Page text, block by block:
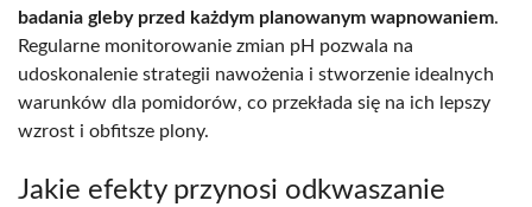
badania gleby przed każdym planowanym wapnowaniem.
Regularne monitorowanie zmian pH pozwala na
udoskonalenie strategii nawożenia i stworzenie idealnych
warunków dla pomidorów, co przekłada się na ich lepszy
wzrost i obfitsze plony.
Jakie efekty przynosi odkwaszanie